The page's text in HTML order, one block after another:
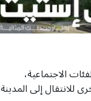
الاجتماعية،
للانتقال إلى المدينة